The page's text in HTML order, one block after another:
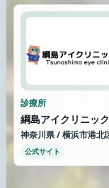
診療所
綱島アイクリニック
神奈川県 / 横浜市港北
公式サイト